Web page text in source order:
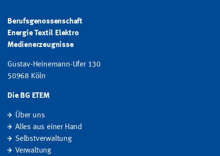
Berufsgenossenschaft
Energie Textil Elektro
Medienerzeugnisse
Gustav-Heinemann-Ufer 130
50968 Köln
Die BG ETEM
Über uns
Alles aus einer Hand
Selbstverwaltung
Verwaltung